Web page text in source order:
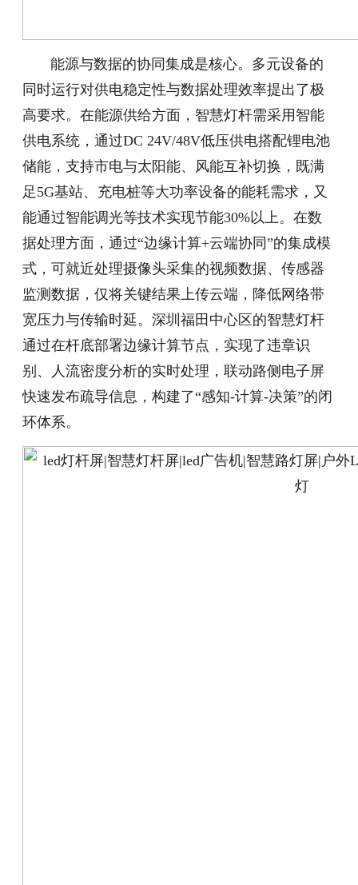
能源与数据的协同集成是核心。多元设备的
同时运行对供电稳定性与数据处理效率提出了极
高要求。在能源供给方面，智慧灯杆需采用智能
供电系统，通过DC 24V/48V低压供电搭配锂电池
储能，支持市电与太阳能、风能互补切换，既满
足5G基站、充电桩等大功率设备的能耗需求，又
能通过智能调光等技术实现节能30%以上。在数
据处理方面，通过“边缘计算+云端协同”的集成模
式，可就近处理摄像头采集的视频数据、传感器
监测数据，仅将关键结果上传云端，降低网络带
宽压力与传输时延。深圳福田中心区的智慧灯杆
通过在杆底部署边缘计算节点，实现了违章识
别、人流密度分析的实时处理，联动路侧电子屏
快速发布疏导信息，构建了“感知-计算-决策”的闭
环体系。